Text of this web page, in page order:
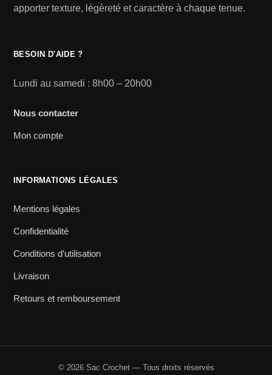
apporter texture, légèreté et caractère à chaque tenue.
BESOIN D'AIDE ?
Lundi au samedi : 8h00 – 20h00
Nous contacter
Mon compte
INFORMATIONS LÉGALES
Mentions légales
Confidentialité
Conditions d’utilisation
Livraison
Retours et remboursement
© 2026 Sac Crochet — Tous droits réservés